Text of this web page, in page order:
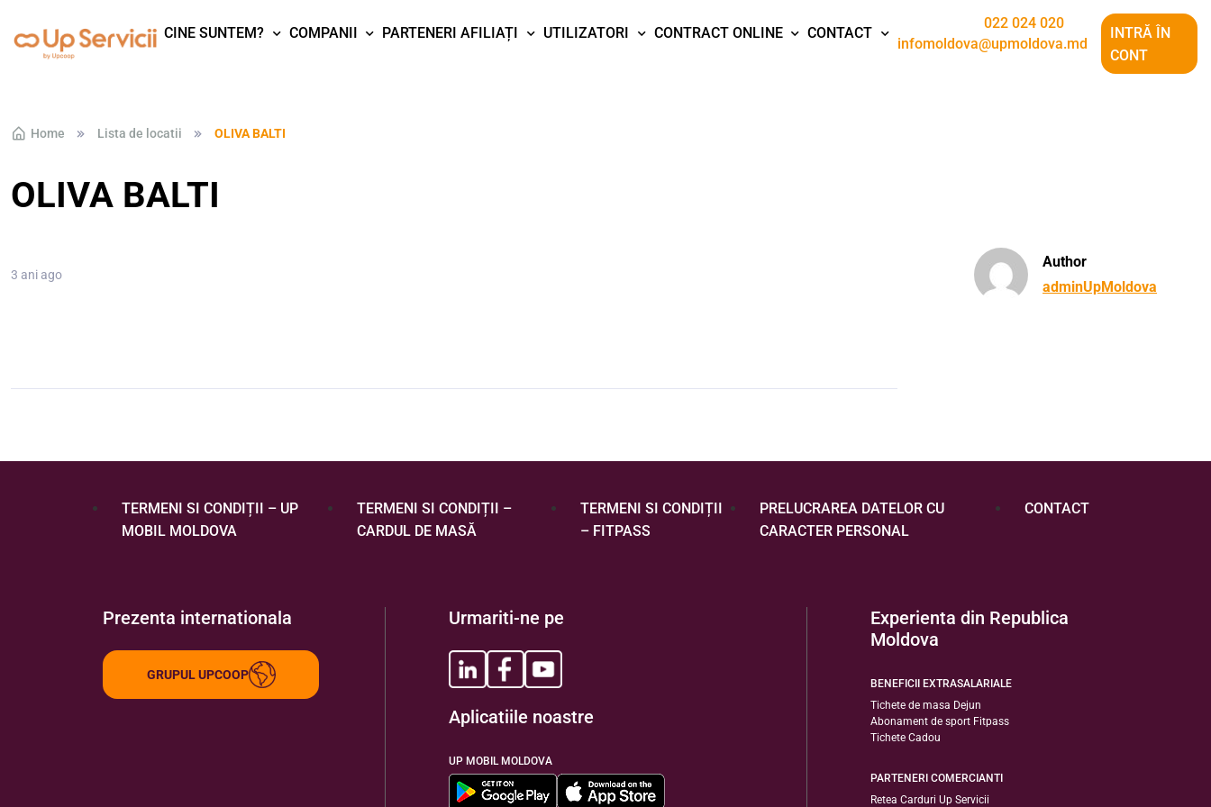
Skip to navigation
Skip to content
CINE SUNTEM? COMPANII PARTENERI AFILIAȚI UTILIZATORI CONTRACT ONLINE CONTACT
022 024 020
infomoldova@upmoldova.md
INTRĂ ÎN
CONT
Home Lista de locatii OLIVA BALTI
OLIVA BALTI
3 ani ago
Author
adminUpMoldova
TERMENI SI CONDIȚII – UP
MOBIL MOLDOVA
TERMENI SI CONDIȚII –
CARDUL DE MASĂ
TERMENI SI CONDIȚII
– FITPASS
PRELUCRAREA DATELOR CU
CARACTER PERSONAL
CONTACT
Prezenta internationala
GRUPUL UPCOOP
Urmariti-ne pe
Aplicatiile noastre
UP MOBIL MOLDOVA
Experienta din Republica
Moldova
BENEFICII EXTRASALARIALE
Tichete de masa Dejun
Abonament de sport Fitpass
Tichete Cadou
PARTENERI COMERCIANTI
Retea Carduri Up Servicii